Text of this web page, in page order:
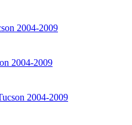
2004-2009
2004-2009
2004-2009